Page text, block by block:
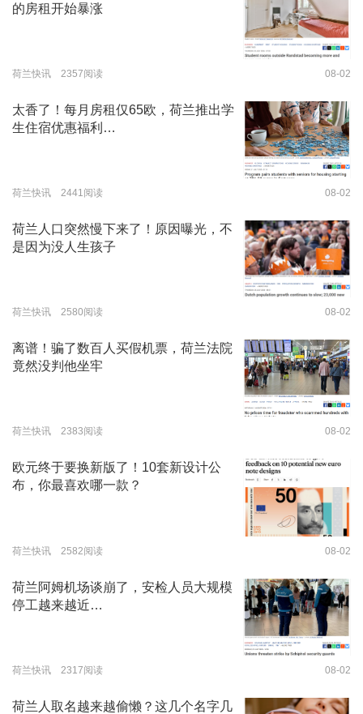
的房租开始暴涨
荷兰快讯 2357阅读 08-02
太香了！每月房租仅65欧，荷兰推出学
生住宿优惠福利…
荷兰快讯 2441阅读 08-02
荷兰人口突然慢下来了！原因曝光，不
是因为没人生孩子
荷兰快讯 2580阅读 08-02
离谱！骗了数百人买假机票，荷兰法院
竟然没判他坐牢
荷兰快讯 2383阅读 08-02
欧元终于要换新版了！10套新设计公
布，你最喜欢哪一款？
荷兰快讯 2582阅读 08-02
荷兰阿姆机场谈崩了，安检人员大规模
停工越来越近…
荷兰快讯 2317阅读 08-02
荷兰人取名越来越偷懒？这几个名字几